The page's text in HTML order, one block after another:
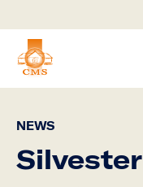
NEWS
Silvester